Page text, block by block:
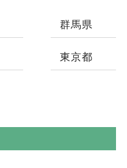
群馬県
東京都